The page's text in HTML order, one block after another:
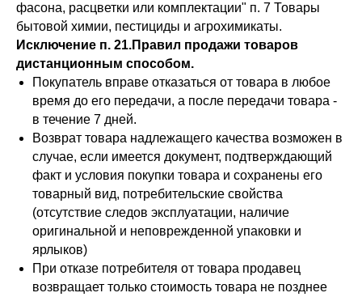
фасона, расцветки или комплектации" п. 7 Товары
бытовой химии, пестициды и агрохимикаты.
Исключение п. 21.Правил продажи товаров
дистанционным способом.
Покупатель вправе отказаться от товара в любое
время до его передачи, а после передачи товара -
в течение 7 дней.
Возврат товара надлежащего качества возможен в
случае, если имеется документ, подтверждающий
факт и условия покупки товара и сохранены его
товарный вид, потребительские свойства
(отсутствие следов эксплуатации, наличие
оригинальной и неповрежденной упаковки и
ярлыков)
При отказе потребителя от товара продавец
возвращает только стоимость товара не позднее